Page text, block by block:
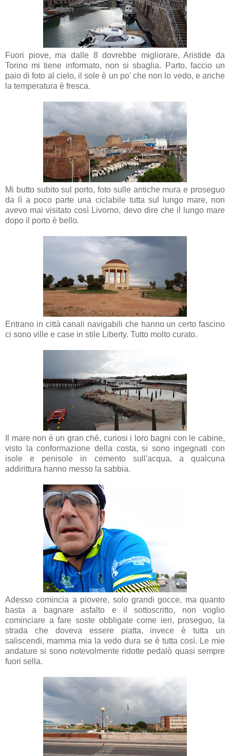
Fuori piove, ma dalle 8 dovrebbe migliorare, Aristide da
Torino mi tiene informato, non si sbaglia. Parto, faccio un
paio di foto al cielo, il sole è un po' che non lo vedo, e anche
la temperatura è fresca.
Mi butto subito sul porto, foto sulle antiche mura e proseguo
da lì a poco parte una ciclabile tutta sul lungo mare, non
avevo mai visitato così Livorno, devo dire che il lungo mare
dopo il porto è bello.
Entrano in città canali navigabili che hanno un certo fascino
ci sono ville e case in stile Liberty. Tutto molto curato.
Il mare non è un gran ché, curiosi i loro bagni con le cabine,
visto la conformazione della costa, si sono ingegnati con
isole e penisole in cemento sull'acqua, a qualcuna
addirittura hanno messo la sabbia.
Adesso comincia a piovere, solo grandi gocce, ma quanto
basta a bagnare asfalto e il sottoscritto, non voglio
cominciare a fare soste obbligate come ieri, proseguo, la
strada che doveva essere piatta, invece è tutta un
saliscendi, mamma mia la vedo dura se è tutta così. Le mie
andature si sono notevolmente ridotte pedalò quasi sempre
fuori sella.